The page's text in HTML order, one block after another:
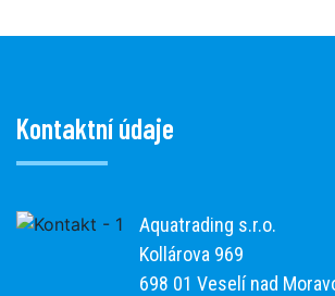
Kontaktní údaje
Aquatrading s.r.o.
Kollárova 969
698 01 Veselí nad